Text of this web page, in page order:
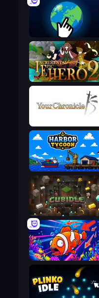
Planet Clicker 2
Incremental Epic Hero 2
Harbor Tycoon
Cubidle
Fish Catch Idle